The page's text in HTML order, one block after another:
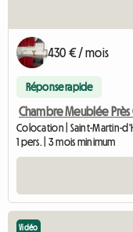
430 € / mois
Réponse rapide
Chambre Meublée
Colocation | Saint-Martin-
1 pers. | 3 mois minimum
Vidéo